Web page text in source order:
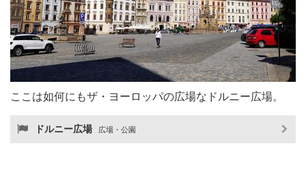
ここは如何にもザ・ヨーロッパの広場なドルニー広場。
ドルニー広場 広場・公園